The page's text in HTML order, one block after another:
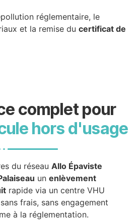
réglementaire, le
et la remise du certificat de
complet pour
hors d'usage
du réseau Allo Épaviste
un enlèvement
rapide via un centre VHU
frais, sans engagement
à la réglementation.